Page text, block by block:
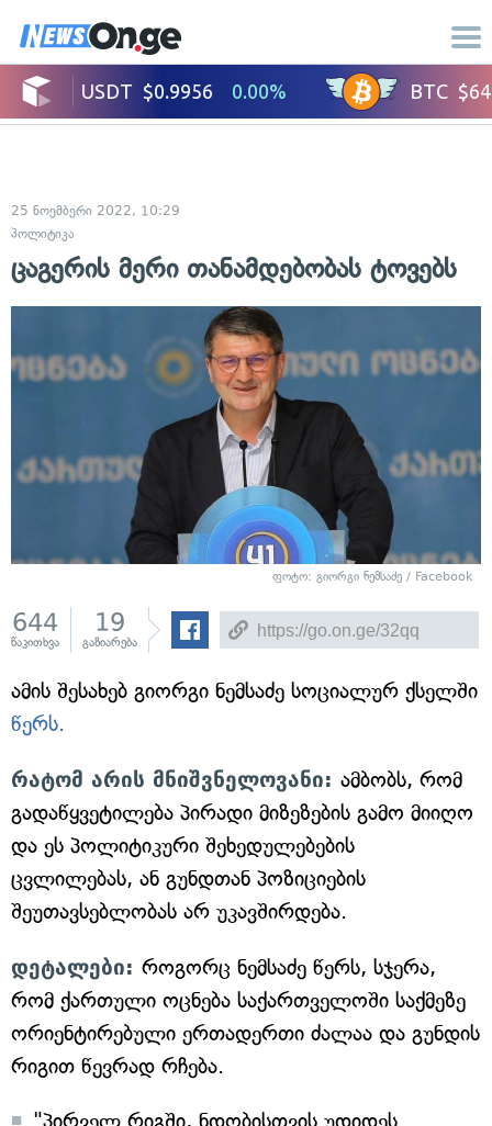
25 ნოემბერი 2022, 10:29
პოლიტიკა
ცაგერის მერი თანამდებობას ტოვებს
ფოტო: გიორგი ნემსაძე / Facebook
644
წაკითხვა
19
გაზიარება
ამის შესახებ გიორგი ნემსაძე სოციალურ ქსელში
წერს.
რატომ არის მნიშვნელოვანი: ამბობს, რომ
გადაწყვეტილება პირადი მიზეზების გამო მიიღო
და ეს პოლიტიკური შეხედულებების
ცვლილებას, ან გუნდთან პოზიციების
შეუთავსებლობას არ უკავშირდება.
დეტალები: როგორც ნემსაძე წერს, სჯერა,
რომ ქართული ოცნება საქართველოში საქმეზე
ორიენტირებული ერთადერთი ძალაა და გუნდის
რიგით წევრად რჩება.